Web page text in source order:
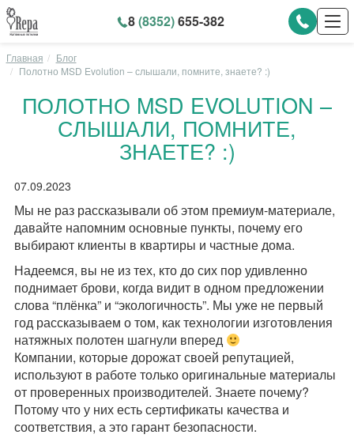
8(8352)655-382
Главная
Блог
Полотно MSD Evolution – слышали, помните, знаете? :)
ПОЛОТНО MSD EVOLUTION –
СЛЫШАЛИ, ПОМНИТЕ,
ЗНАЕТЕ? :)
07.09.2023
Мы не раз рассказывали об этом премиум-материале,
давайте напомним основные пункты, почему его
выбирают клиенты в квартиры и частные дома.
Надеемся, вы не из тех, кто до сих пор удивленно
поднимает брови, когда видит в одном предложении
слова “плёнка” и “экологичность”. Мы уже не первый
год рассказываем о том, как технологии изготовления
натяжных полотен шагнули вперед
Компании, которые дорожат своей репутацией,
используют в работе только оригинальные материалы
от проверенных производителей. Знаете почему?
Потому что у них есть сертификаты качества и
соответствия, а это гарант безопасности.